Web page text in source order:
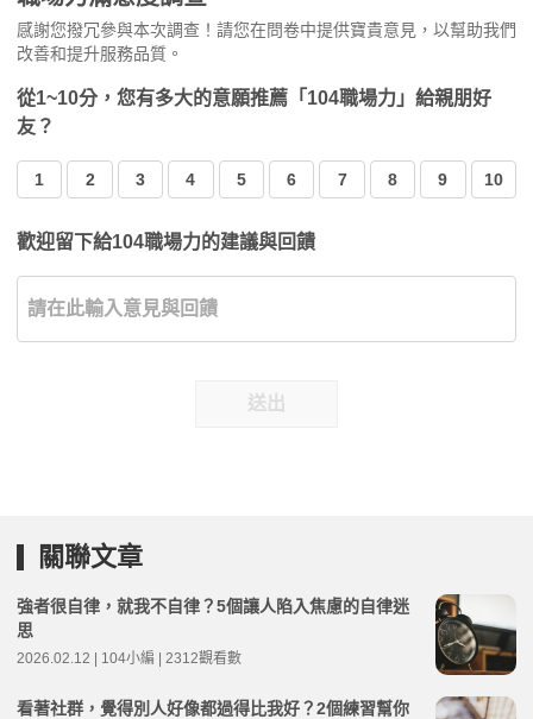
感謝您撥冗參與本次調查！請您在問卷中提供寶貴意見，以幫助我們
改善和提升服務品質。
從1~10分，您有多大的意願推薦「104職場力」給親朋好
友？
1 2 3 4 5 6 7 8 9 10
歡迎留下給104職場力的建議與回饋
送出
關聯文章
強者很自律，就我不自律？5個讓人陷入焦慮的自律迷
思
2026.02.12 | 104小編 | 2312觀看數
看著社群，覺得別人好像都過得比我好？2個練習幫你